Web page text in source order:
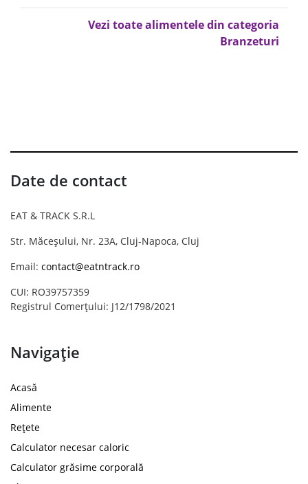
Vezi toate alimentele din categoria
Branzeturi
Date de contact
EAT & TRACK S.R.L
Str. Măceșului, Nr. 23A, Cluj-Napoca, Cluj
Email: contact@eatntrack.ro
CUI: RO39757359
Registrul Comerțului: J12/1798/2021
Navigație
Acasă
Alimente
Rețete
Calculator necesar caloric
Calculator grăsime corporală